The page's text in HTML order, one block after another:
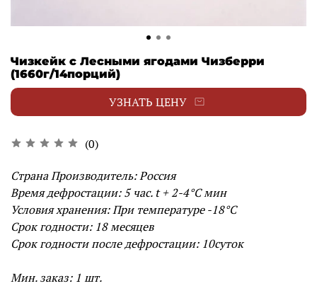
Чизкейк с Лесными ягодами Чизберри
(1660г/14порций)
(0)
УЗНАТЬ ЦЕНУ
Страна Производитель: Россия
Время дефростации: 5час. t + 2-4°С мин
Условия хранения: При температуре -18°С
Срок годности:18 месяцев
Срок годности после дефростации: 10суток
Мин. заказ: 1 шт.